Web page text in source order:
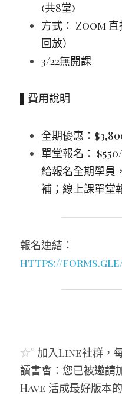
(共8堂)
方式： Zoom 直
回放）
3/22無開課
▌費用說明
全期優惠：
單堂報名：
給報名全期學員
補；線上課單堂
報名連結：
https://forms.gle/
☆° 加入Line社群，
讀書會：您已被邀
Have 活成最好版本